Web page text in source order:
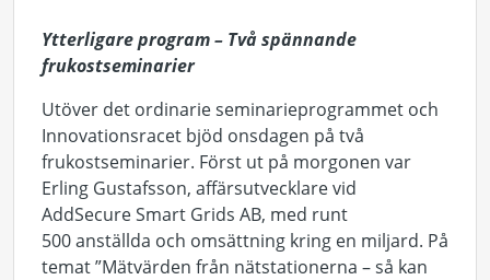
Ytterligare program – Två spännande
frukostseminarier
Utöver det ordinarie seminarieprogrammet och
Innovationsracet bjöd onsdagen på två
frukostseminarier. Först ut på morgonen var
Erling Gustafsson, affärsutvecklare vid
AddSecure Smart Grids AB, med runt
500 anställda och omsättning kring en miljard. På
temat ”Mätvärden från nätstationerna – så kan